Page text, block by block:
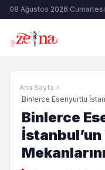
08 Ağustos 2026 Cumartesi
Ana Sayfa ›
Binlerce Esenyurtlu
Binlerce